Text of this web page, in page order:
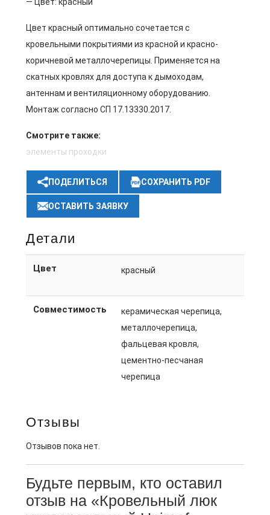
Цвет красный оптимально сочетается с
кровельными покрытиями из красной и красно-
коричневой металлочерепицы. Применяется на
скатных кровлях для доступа к дымоходам,
антеннам и вентиляционному оборудованию.
Монтаж согласно СП 17.13330.2017.
Смотрите также:
элементы проходки
ПОДЕЛИТЬСЯ СОХРАНИТЬ PDF
ОСТАВИТЬ ЗАЯВКУ
Детали
Цвет красный
Совместимость
керамическая черепица,
металлочерепица,
фальцевая кровля,
цементно-песчаная
черепица
Отзывы
Отзывов пока нет.
Будьте первым, кто оставил
отзыв на «Кровельный люк